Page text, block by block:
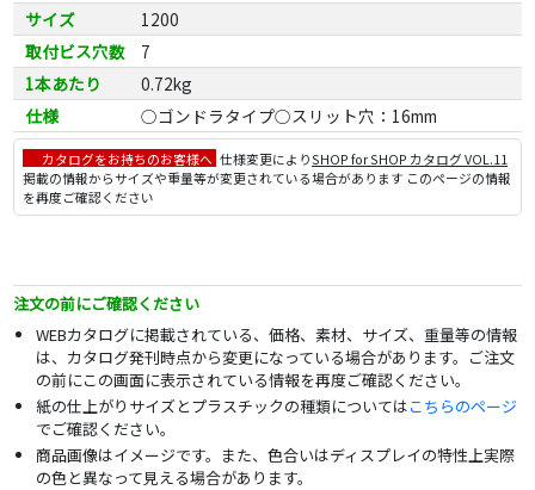
サイズ
1200
取付ビス穴数
7
1本あたり
0.72kg
仕様
○ゴンドラタイプ○スリット穴：16mm
カタログをお持ちのお客様へ 仕様変更によりSHOP for SHOP カタログ VOL.11
掲載の情報からサイズや重量等が変更されている場合があります このページの情報
を再度ご確認ください
注文の前にご確認ください
WEBカタログに掲載されている、価格、素材、サイズ、重量等の情報
は、カタログ発刊時点から変更になっている場合があります。ご注文
の前にこの画面に表示されている情報を再度ご確認ください。
紙の仕上がりサイズとプラスチックの種類についてはこちらのページ
でご確認ください。
商品画像はイメージです。また、色合いはディスプレイの特性上実際
の色と異なって見える場合があります。